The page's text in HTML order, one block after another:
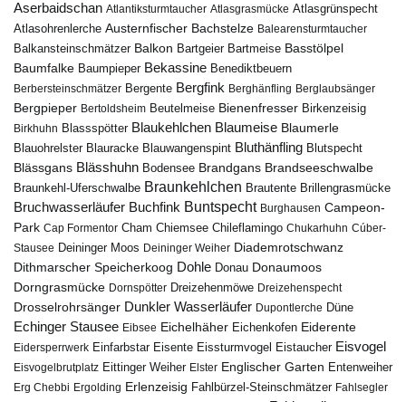
Aserbaidschan Atlantiksturmtaucher Atlasgrasmücke Atlasgrünspecht
Atlasohrenlerche Austernfischer Bachstelze Balearensturmtaucher
Balkansteinschmätzer Balkon Bartgeier Bartmeise Basstölpel
Baumfalke Baumpieper Bekassine Benediktbeuern
Berbersteinschmätzer Bergente Bergfink Berghänfling Berglaubsänger
Bergpieper Bertoldsheim Beutelmeise Bienenfresser Birkenzeisig
Birkhuhn Blassspötter Blaukehlchen Blaumeise Blaumerle
Blauohrelster Blauracke Blauwangenspint Bluthänfling Blutspecht
Blässgans Blässhuhn Bodensee Brandgans Brandseeschwalbe
Braunkehl-Uferschwalbe Braunkehlchen Brautente Brillengrasmücke
Bruchwasserläufer Buchfink Buntspecht Burghausen Campeon-
Park Cap Formentor Cham Chiemsee Chileflamingo Chukarhuhn Cúber-
Stausee Deininger Moos Deininger Weiher Diademrotschwanz
Dithmarscher Speicherkoog Dohle Donau Donaumoos
Dorngrasmücke Dornspötter Dreizehenmöwe Dreizehenspecht
Drosselrohrsänger Dunkler Wasserläufer Dupontlerche Düne
Echinger Stausee Eibsee Eichelhäher Eichenkofen Eiderente
Eidersperrwerk Einfarbstar Eisente Eissturmvogel Eistaucher Eisvogel
Eisvogelbrutplatz Eittinger Weiher Elster Englischer Garten Entenweiher
Erg Chebbi Ergolding Erlenzeisig Fahlbürzel-Steinschmätzer Fahlsegler